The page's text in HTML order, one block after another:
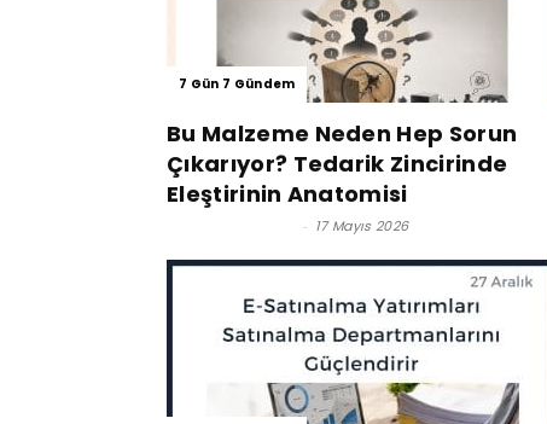
7 Gün 7 Gündem
Bu Malzeme Neden Hep Sorun
Çıkarıyor? Tedarik Zincirinde
Eleştirinin Anatomisi
- 17 Mayıs 2026